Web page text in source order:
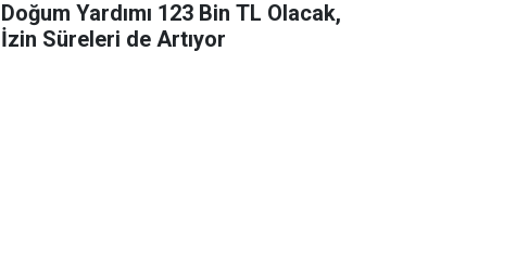
Doğum Yardımı 123 Bin TL Olacak,
İzin Süreleri de Artıyor